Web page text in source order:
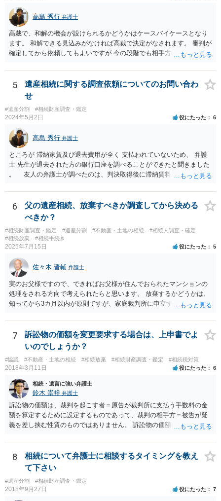
すが、現代では、各々が自由に価格設定をしていますので、特に相場
はお示しできません。ただし、かつて日本弁護士連合会が設けていた
報酬基準を踏まえて価格設定している弁護士は一定数いると思います
ので、それが一応の目安となるでしょう。
高島 秀行 弁護士
高裁で、和解の機会が設けられるかどうかはケースバイケースとなり
ます。 和解できる見込みがなければ高裁で決定がなされます。 審判が
確定してから依頼してもよいですが 今の段階でも相手方の連絡が迷惑
5
遺産相続に関する調査依頼についてのお問い合わ
せ
#遺産分割 #相続財産調査・鑑定
2024年5月2日 役にたった 6
高島 秀行 弁護士
ところが 滞納家賃及び退去費用が全く 支払われていないため、 弁護
士 先生が退去された方の銀行口座を調べることができたと聞きました
。 友人の弁護士が調べたのは、判決取得後に滞納賃料回収のため
預金の入出金履歴を調べたわけではありません。 残念ながら、事案
や目的も異なりますし、開示の内容も異なります。
6
父の遺産相続、放棄すべきか調査してから決める
べきか？
#相続財産調査・鑑定 #遺産分割 #不動産・土地の相続
#相続人調査・確定
#相続放棄
#相続手続き
2025年7月15日 役にたった 5
佐々木 晋輔 弁護士
実のお父様ですので、できればお父様が住んでおられたマンションの
処理をされる方向で考えられたらと思います。 放棄するかどうかは、
知ってから3カ月以内が原則ですが、家庭裁判所に申立すれば3カ月の
放棄するかどうか決めることができます。 銀行やサラ金が数年も放置
することはありませんので、数年後に借金が発見される可能性はほぼ
ありません。 なお、私が扱った相続放棄を検討していた案件で、期間
伸長して調査したところ、サラ金に対する過払金など相当な財産が見
つかったため相続したという事例がありました。
7
訴訟物の価額を変更要求する場合は、上申書でよ
いのでしょうか？
#協議 #不動産・土地の相続 #相続放棄 #相続財産調査・鑑定 #相続税対策
2018年3月11日 役にたった 6
相続・遺言に強い弁護士
鈴木 崇裕 弁護士
訴訟物の価額は、裁判を起こす者＝原告が裁判所に支払う手数料の金
額を算定するために設定するものであって、裁判の相手方＝被告が疑
義を差し挟む性質のものではありません。 訴訟物の価額自体が裁判の
したとしても、変更されることはありません。
8
相続について弁護士に相談するタイミングを教え
て下さい
#遺産分割 #相続財産調査・鑑定
2018年9月27日 役にたった 7